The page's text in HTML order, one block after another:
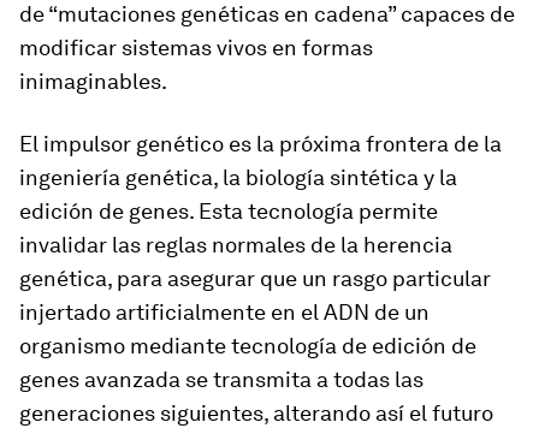
de “mutaciones genéticas en cadena” capaces de
modificar sistemas vivos en formas
inimaginables.
El impulsor genético es la próxima frontera de la
ingeniería genética, la biología sintética y la
edición de genes. Esta tecnología permite
invalidar las reglas normales de la herencia
genética, para asegurar que un rasgo particular
injertado artificialmente en el ADN de un
organismo mediante tecnología de edición de
genes avanzada se transmita a todas las
generaciones siguientes, alterando así el futuro